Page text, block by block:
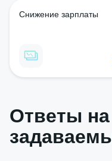
Снижение зарплаты
Ответы на